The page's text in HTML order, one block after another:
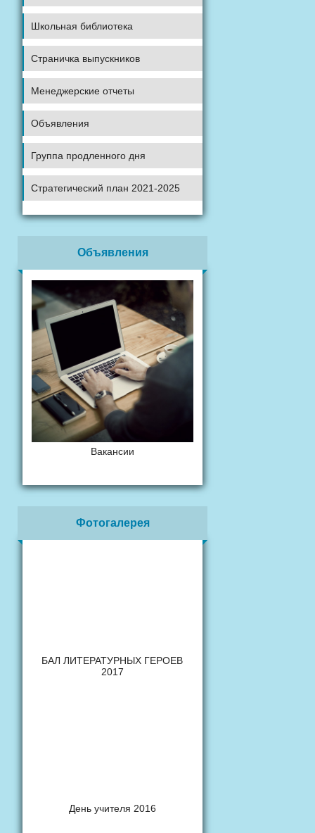
Школьная библиотека
Страничка выпускников
Менеджерские отчеты
Объявления
Группа продленного дня
Стратегический план 2021-2025
Объявления
Вакансии
Фотогалерея
БАЛ ЛИТЕРАТУРНЫХ ГЕРОЕВ
2017
День учителя 2016